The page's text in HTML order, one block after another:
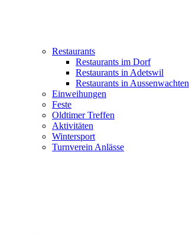
Restaurants
Restaurants im Dorf
Restaurants in Adetswil
Restaurants in Aussenwachten
Einweihungen
Feste
Oldtimer Treffen
Aktivitäten
Wintersport
Turnverein Anlässe